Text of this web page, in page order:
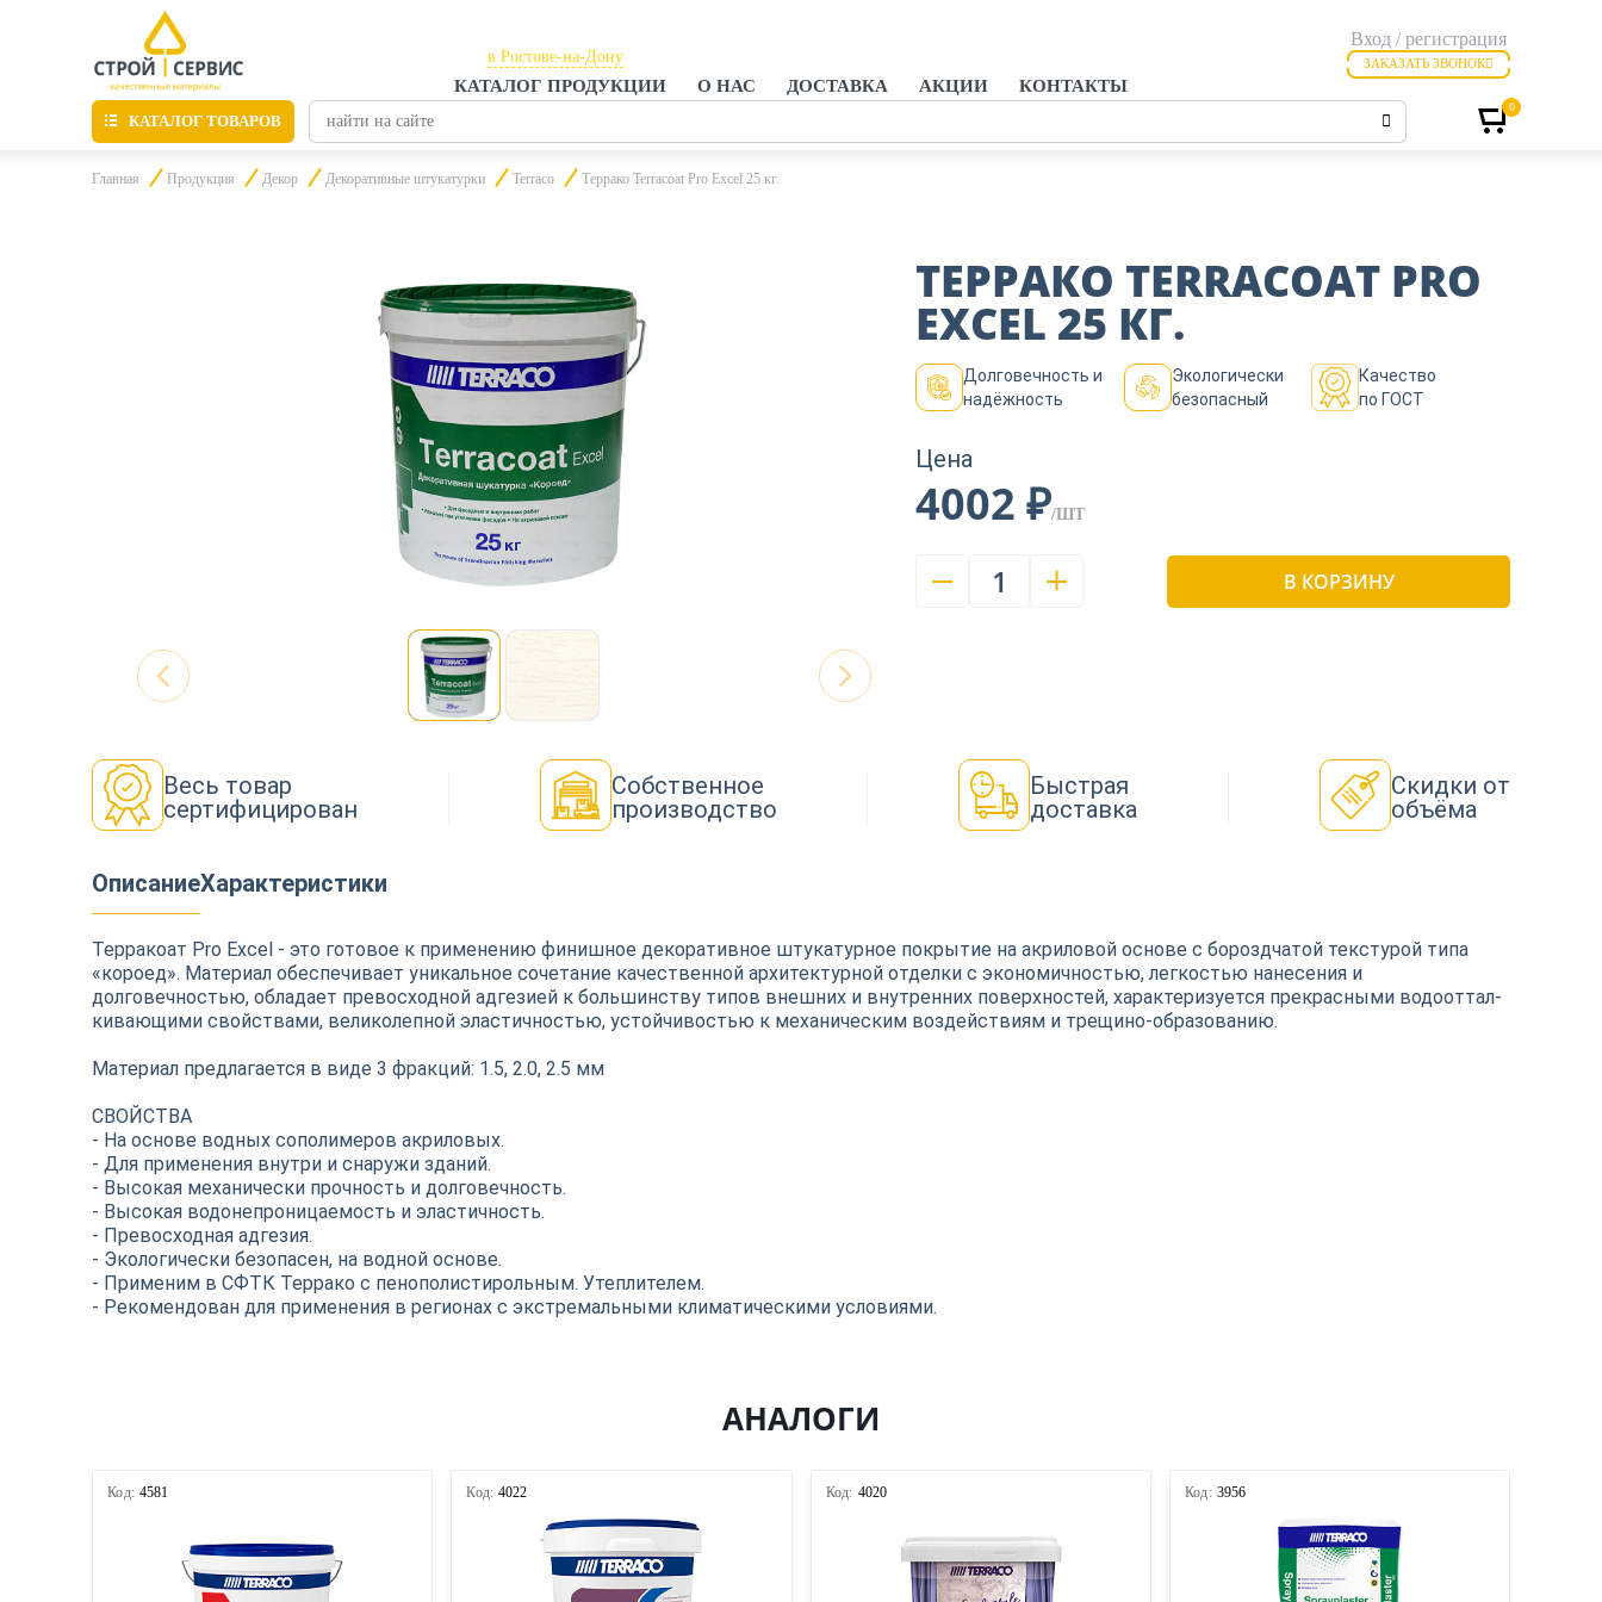
КАТАЛОГ ПРОДУКЦИИ О НАС ДОСТАВКА АКЦИИ КОНТАКТЫ
в Ростове-на-Дону
в Ростове-на-Дону
Вход / регистрация
ЗАКАЗАТЬ ЗВОНОК
КАТАЛОГ ТОВАРОВ
Материалы для отделки
Инструменты
Продукция из дерева
Строительство
0
Главная Продукция Декор Декоративные штукатурки Terraco Террако Terracoat Pro Excel 25 кг.
ТЕРРАКО TERRACOAT PRO
EXCEL 25 КГ.
Долговечность и
надёжность
Экологически
безопасный
Качество
по ГОСТ
Цена
4002 ₽/ШТ
1 В КОРЗИНУ
Весь товар
сертифицирован
Собственное
производство
Быстрая
доставка
Скидки от
объёма
ОписаниеХарактеристики
Терракоат Pro Excel - это готовое к применению финишное декоративное штукатурное покрытие на акриловой основе с бороздчатой текстурой типа
«короед». Материал обеспечивает уникальное сочетание качественной архитектурной отделки с экономичностью, легкостью нанесения и
долговечностью, обладает превосходной адгезией к большинству типов внешних и внутренних поверхностей, характеризуется прекрасными водооттал-
кивающими свойствами, великолепной эластичностью, устойчивостью к механическим воздействиям и трещино-образованию.
Материал предлагается в виде 3 фракций: 1.5, 2.0, 2.5 мм
СВОЙСТВА
- На основе водных сополимеров акриловых.
- Для применения внутри и снаружи зданий.
- Высокая механически прочность и долговечность.
- Высокая водонепроницаемость и эластичность.
- Превосходная адгезия.
- Экологически безопасен, на водной основе.
- Применим в СФТК Террако с пенополистирольным. Утеплителем.
- Рекомендован для применения в регионах с экстремальными климатическими условиями.
АНАЛОГИ
Код: 4581 Код: 4022 Код: 4020 Код: 3956